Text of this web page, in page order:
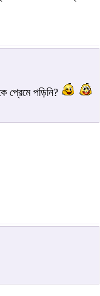
প্রেমে পড়িনি?